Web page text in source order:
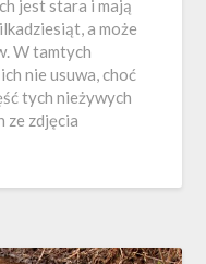
jest stara i mają
a może
W tamtych
nie usuwa, choć
tych nieżywych
ze zdjęcia